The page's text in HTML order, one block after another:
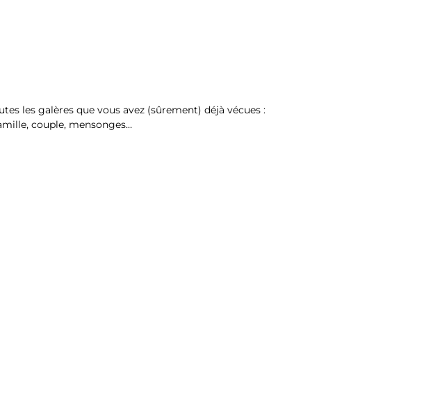
les galères que vous avez (sûrement) déjà vécues :
couple, mensonges…